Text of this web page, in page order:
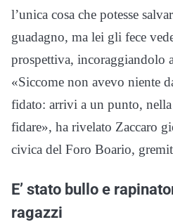
l’unica cosa che potesse
guadagno, ma lei gli fece
prospettiva, incoraggiandolo
«Siccome non avevo niente
fidato: arrivi a un punto,
fidare», ha rivelato Zaccaro
civica del Foro Boario,
E’ stato bullo e
ragazzi